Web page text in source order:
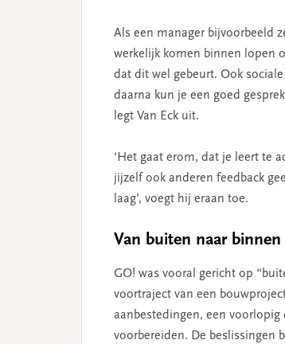
Als een manager bijvoorbeeld
werkelijk komen binnen lopen
dat dit wel gebeurt. Ook
daarna kun je een goed
legt Van Eck uit.
‘Het gaat erom, dat je leert te
jijzelf ook anderen feedback
laag’, voegt hij eraan toe.
Van buiten naar binnen
GO! was vooral gericht op
voortraject van een
aanbestedingen, een
voorbereiden. De beslissingen